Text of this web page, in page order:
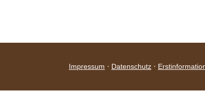
Impressum · Datenschutz ·